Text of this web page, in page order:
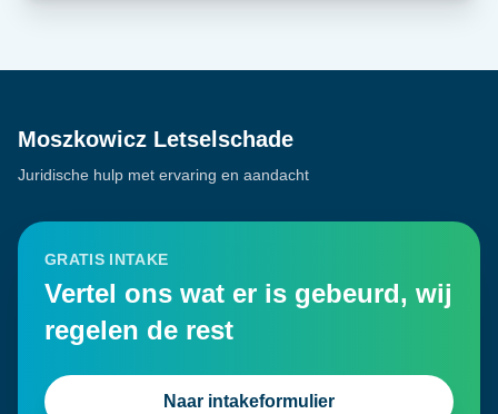
Moszkowicz Letselschade
Juridische hulp met ervaring en aandacht
GRATIS INTAKE
Vertel ons wat er is gebeurd, wij
regelen de rest
Naar intakeformulier